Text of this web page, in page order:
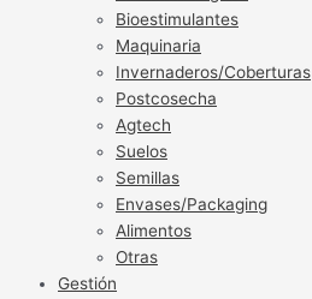
Bioestimulantes
Maquinaria
Invernaderos/Coberturas
Postcosecha
Agtech
Suelos
Semillas
Envases/Packaging
Alimentos
Otras
Gestión